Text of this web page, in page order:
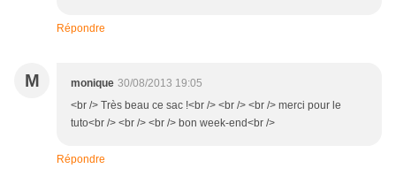
Répondre
M monique 30/08/2013 19:05
<br /> Très beau ce sac !<br /> <br /> <br /> merci pour le
tuto<br /> <br /> <br /> bon week-end<br />
Répondre